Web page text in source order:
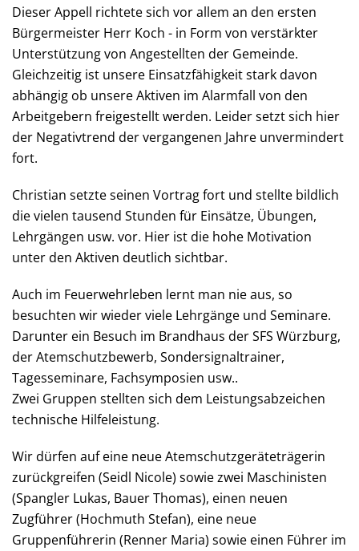
Dieser Appell richtete sich vor allem an den ersten
Bürgermeister Herr Koch - in Form von verstärkter
Unterstützung von Angestellten der Gemeinde.
Gleichzeitig ist unsere Einsatzfähigkeit stark davon
abhängig ob unsere Aktiven im Alarmfall von den
Arbeitgebern freigestellt werden. Leider setzt sich hier
der Negativtrend der vergangenen Jahre unvermindert
fort.
Christian setzte seinen Vortrag fort und stellte bildlich
die vielen tausend Stunden für Einsätze, Übungen,
Lehrgängen usw. vor. Hier ist die hohe Motivation
unter den Aktiven deutlich sichtbar.
Auch im Feuerwehrleben lernt man nie aus, so
besuchten wir wieder viele Lehrgänge und Seminare.
Darunter ein Besuch im Brandhaus der SFS Würzburg,
der Atemschutzbewerb, Sondersignaltrainer,
Tagesseminare, Fachsymposien usw..
Zwei Gruppen stellten sich dem Leistungsabzeichen
technische Hilfeleistung.
Wir dürfen auf eine neue Atemschutzgeräteträgerin
zurückgreifen (Seidl Nicole) sowie zwei Maschinisten
(Spangler Lukas, Bauer Thomas), einen neuen
Zugführer (Hochmuth Stefan), eine neue
Gruppenführerin (Renner Maria) sowie einen Führer im